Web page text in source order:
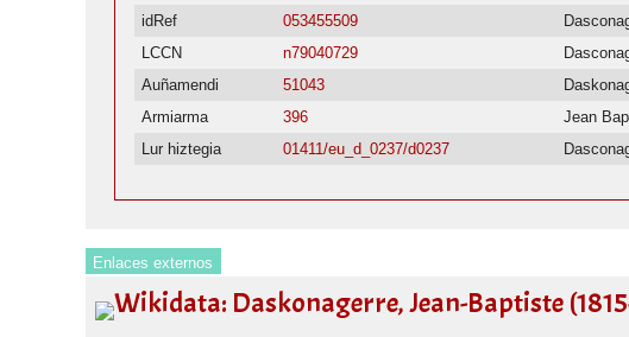
idRef
053455509
LCCN
n79040729
Auñamendi
51043
Armiarma
396
Jean
Lur hiztegia
01411/eu_d_0237/d0237
Enlaces externos
Wikidata: Daskonagerre, Jean-Baptiste